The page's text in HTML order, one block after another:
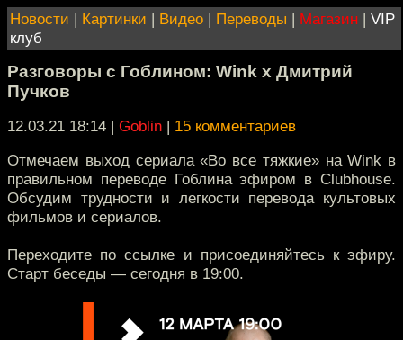
Новости | Картинки | Видео | Переводы | Магазин | VIP
клуб
Разговоры с Гоблином: Wink x Дмитрий
Пучков
12.03.21 18:14 | Goblin | 15 комментариев
Отмечаем выход сериала «Во все тяжкие» на Wink в
правильном переводе Гоблина эфиром в Clubhouse.
Обсудим трудности и легкости перевода культовых
фильмов и сериалов.
Переходите по ссылке и присоединяйтесь к эфиру.
Старт беседы — сегодня в 19:00.